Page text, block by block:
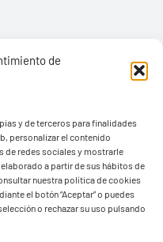
de
y de terceros para finalidades
personalizar el contenido
de redes sociales y mostrarle
a partir de sus hábitos de
nuestra política de cookies
el botón “Aceptar” o puedes
o rechazar su uso pulsando